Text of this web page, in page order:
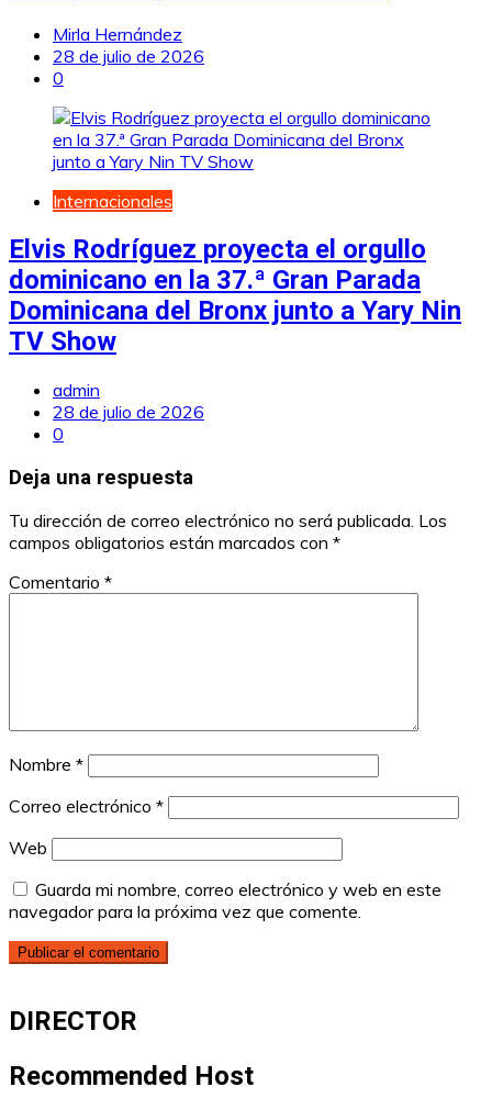
Mirla Hernández
28 de julio de 2026
0
Internacionales
Elvis Rodríguez proyecta el orgullo
dominicano en la 37.ª Gran Parada
Dominicana del Bronx junto a Yary Nin
TV Show
admin
28 de julio de 2026
0
Deja una respuesta
Tu dirección de correo electrónico no será publicada. Los
campos obligatorios están marcados con *
Comentario *
Nombre *
Correo electrónico *
Web
Guarda mi nombre, correo electrónico y web en este
navegador para la próxima vez que comente.
DIRECTOR
Recommended Host